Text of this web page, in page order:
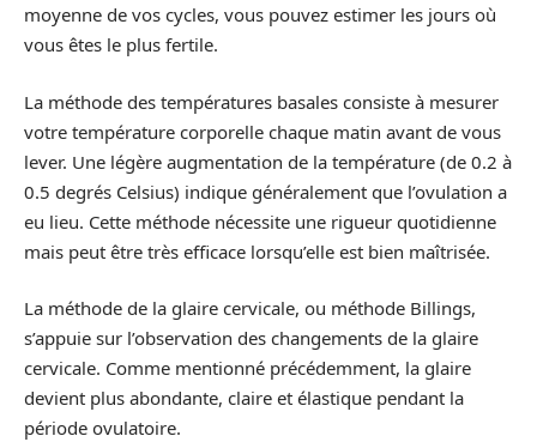
moyenne de vos cycles, vous pouvez estimer les jours où
vous êtes le plus fertile.
La méthode des températures basales consiste à mesurer
votre température corporelle chaque matin avant de vous
lever. Une légère augmentation de la température (de 0.2 à
0.5 degrés Celsius) indique généralement que l’ovulation a
eu lieu. Cette méthode nécessite une rigueur quotidienne
mais peut être très efficace lorsqu’elle est bien maîtrisée.
La méthode de la glaire cervicale, ou méthode Billings,
s’appuie sur l’observation des changements de la glaire
cervicale. Comme mentionné précédemment, la glaire
devient plus abondante, claire et élastique pendant la
période ovulatoire.